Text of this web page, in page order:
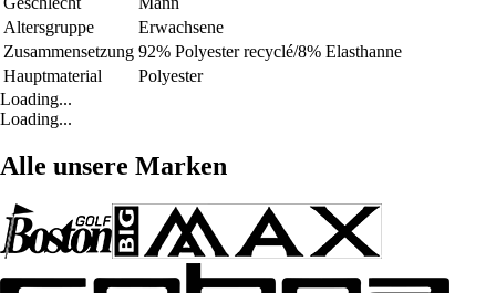
Altersgruppe
Erwachsene
Zusammensetzung 92% Polyester recyclé/8% Elasthanne
Hauptmaterial
Polyester
Loading...
Loading...
Alle unsere Marken